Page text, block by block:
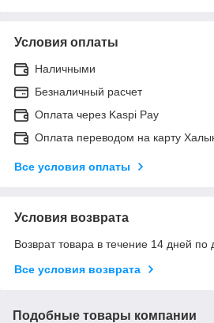
Условия оплаты
Наличными
Безналичный расчет
Оплата через Kaspi Pay
Оплата переводом на карту
Все условия оплаты
Условия возврата
Возврат товара в течение 14 дней по
Все условия возврата
Подобные товары компании